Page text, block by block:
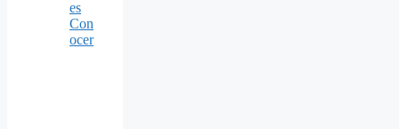
es
Con
ocer